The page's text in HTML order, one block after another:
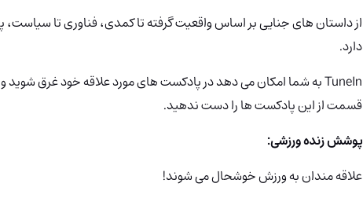
از داستان های جنایی بر اساس واقعیت گرفته تا کمدی، فناوری تا
دارد.
TuneInبه شما امکان می دهد در پادکست های مورد علاقه خود غرق
قسمت از این پادکست ها را دست ندهید.
پوشش زنده ورزشی:
علاقه مندان به ورزش خوشحال می شوند!